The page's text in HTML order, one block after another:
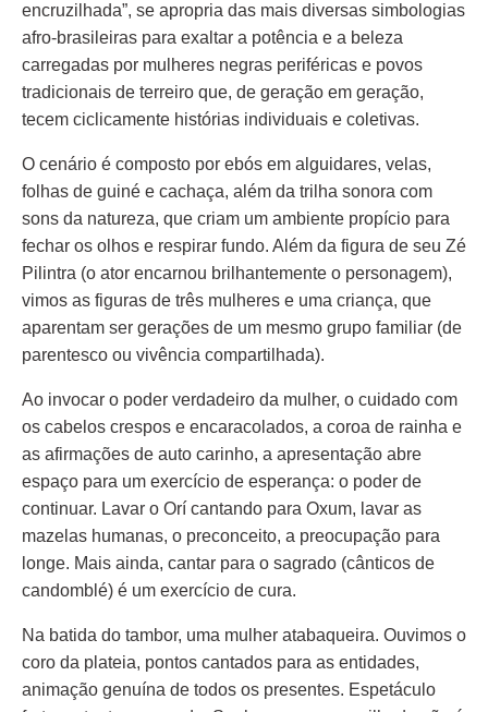
encruzilhada”, se apropria das mais diversas simbologias
afro-brasileiras para exaltar a potência e a beleza
carregadas por mulheres negras periféricas e povos
tradicionais de terreiro que, de geração em geração,
tecem ciclicamente histórias individuais e coletivas.
O cenário é composto por ebós em alguidares, velas,
folhas de guiné e cachaça, além da trilha sonora com
sons da natureza, que criam um ambiente propício para
fechar os olhos e respirar fundo. Além da figura de seu Zé
Pilintra (o ator encarnou brilhantemente o personagem),
vimos as figuras de três mulheres e uma criança, que
aparentam ser gerações de um mesmo grupo familiar (de
parentesco ou vivência compartilhada).
Ao invocar o poder verdadeiro da mulher, o cuidado com
os cabelos crespos e encaracolados, a coroa de rainha e
as afirmações de auto carinho, a apresentação abre
espaço para um exercício de esperança: o poder de
continuar. Lavar o Orí cantando para Oxum, lavar as
mazelas humanas, o preconceito, a preocupação para
longe. Mais ainda, cantar para o sagrado (cânticos de
candomblé) é um exercício de cura.
Na batida do tambor, uma mulher atabaqueira. Ouvimos o
coro da plateia, pontos cantados para as entidades,
animação genuína de todos os presentes. Espetáculo